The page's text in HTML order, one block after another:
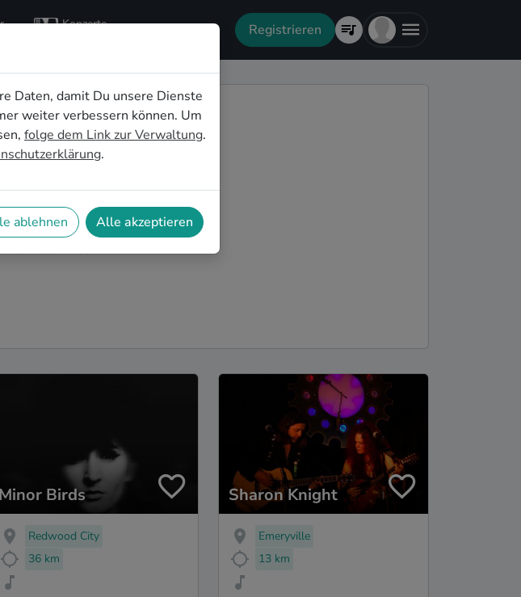
Konzerte Registrieren
in
passender
Bands
Duo oder
in San
Minor Birds
Redwood City
36 km
Sharon Knight
Emeryville
13 km
Daten, damit Du unsere Dienste
weiter verbessern können. Um
folge dem Link zur Verwaltung.
.
ablehnen Alle akzeptieren